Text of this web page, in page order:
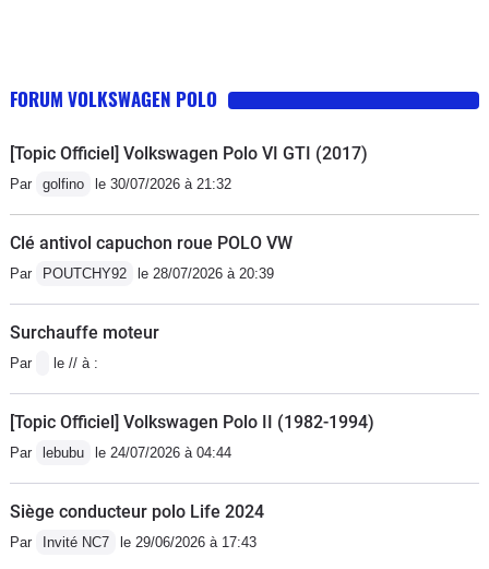
FORUM VOLKSWAGEN POLO
[Topic Officiel] Volkswagen Polo VI GTI (2017)
Par golfino le 30/07/2026 à 21:32
Clé antivol capuchon roue POLO VW
Par POUTCHY92 le 28/07/2026 à 20:39
Surchauffe moteur
Par le // à :
[Topic Officiel] Volkswagen Polo II (1982-1994)
Par lebubu le 24/07/2026 à 04:44
Siège conducteur polo Life 2024
Par Invité NC7 le 29/06/2026 à 17:43